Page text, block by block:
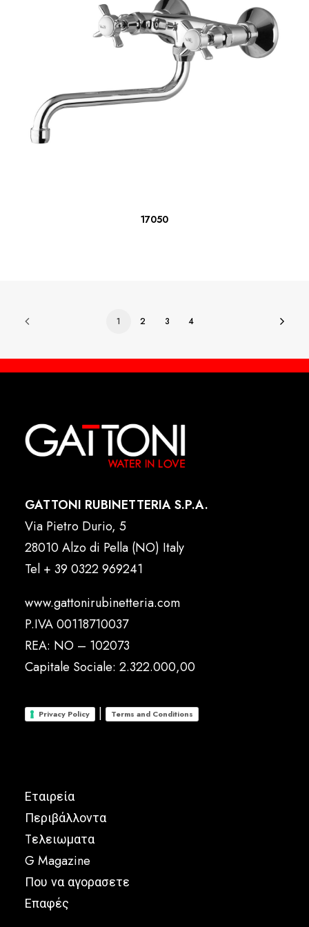
ΔΙΑΒΆΣΤΕ ΠΕΡΙΣΣΌΤΕΡΑ
17050
1 2 3 4
GATTONI RUBINETTERIA S.P.A.
Via Pietro Durio, 5
28010 Alzo di Pella (NO) Italy
Tel + 39 0322 969241
www.gattonirubinetteria.com
P.IVA 00118710037
REA: NO – 102073
Capitale Sociale: 2.322.000,00
Privacy Policy | Terms and Conditions
Εταιρεία
Περιβάλλοντα
Tελειωματα
G Magazine
Που να αγορασετε
Επαφές